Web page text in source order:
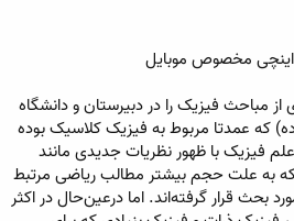
از مباحث فیزیک را در دبیرستان و دانشگاه
که عمدتا مربوط به فیزیک کلاسیک بوده
فیزیک با ظهور نظریات جدیدی مانند
که به علت حجم بیشتر مطالب ریاضی مرتبط
بحث قرار گرفته‌اند. اما درعین‌حال در اکثر